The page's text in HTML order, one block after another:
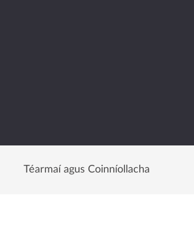
Téarmaí agus Coinníollacha